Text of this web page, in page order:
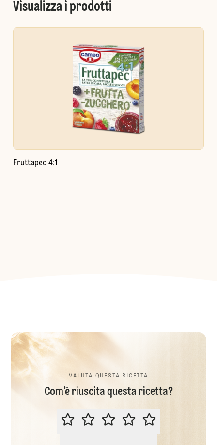
Visualizza i prodotti
Fruttapec 4:1
VALUTA QUESTA RICETTA
Com’è riuscita questa ricetta?
VALUTA QUESTA RICETTA